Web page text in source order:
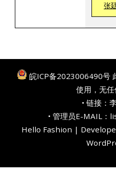
张
皖ICP备2023006490号
使用，无
• 链接：
• 管理员E-MAIL：
Hello Fashion |